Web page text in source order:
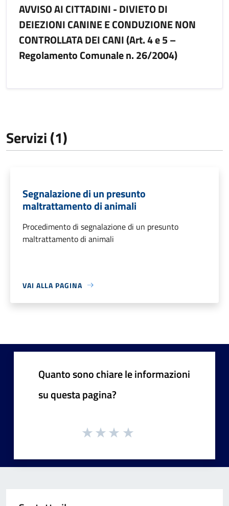
AVVISO AI CITTADINI - DIVIETO DI
DEIEZIONI CANINE E CONDUZIONE NON
CONTROLLATA DEI CANI (Art. 4 e 5 –
Regolamento Comunale n. 26/2004)
Servizi (1)
Segnalazione di un presunto
maltrattamento di animali
Procedimento di segnalazione di un presunto
maltrattamento di animali
VAI ALLA PAGINA
Quanto sono chiare le informazioni
su questa pagina?